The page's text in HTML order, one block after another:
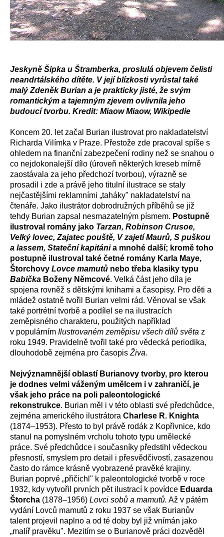
Jeskyně Šipka u Štramberka, proslulá objevem čelisti
neandrtálského dítěte. V její blízkosti vyrůstal také
malý Zdeněk Burian a je prakticky jisté, že svým
romantickým a tajemným zjevem ovlivnila jeho
budoucí tvorbu. Kredit: Miaow Miaow, Wikipedie
Koncem 20. let začal Burian ilustrovat pro nakladatelství
Richarda Vilímka v Praze. Přestože zde pracoval spíše s
ohledem na finanční zabezpečení rodiny než se snahou o
co nejdokonalejší dílo (úroveň některých kreseb mírně
zaostávala za jeho předchozí tvorbou), výrazně se
prosadil i zde a právě jeho titulní ilustrace se staly
nejčastějšími reklamními „taháky" nakladatelství na
čtenáře. Jako ilustrátor dobrodružných příběhů se již
tehdy Burian zapsal nesmazatelným písmem. Postupně
ilustroval romány jako Tarzan, Robinson Crusoe,
Velký lovec, Zajatec pouště, V zajetí Maurů, S puškou
a lassem, Stateční kapitánia mnohé další; kromě toho
postupně ilustroval také četné romány Karla Maye,
Štorchovy Lovce mamutů nebo třeba klasiky typu
Babička Boženy Němcové. Velká část jeho díla je
spojena rovněž s dětskými knihami a časopisy. Pro děti a
mládež ostatně tvořil Burian velmi rád. Věnoval se však
také portrétní tvorbě a podílel se na ilustracích
zeměpisného charakteru, použitých například
v populárním Ilustrovaném zeměpisu všech dílů světa z
roku 1949. Pravidelně tvořil také pro vědecká periodika,
dlouhodobě zejména pro časopis Živa.
Nejvýznamnější oblastí Burianovy tvorby, pro kterou
je dodnes velmi váženým umělcem i v zahraničí, je
však jeho práce na poli paleontologické
rekonstrukce. Burian měl i v této oblasti své předchůdce,
zejména amerického ilustrátora Charlese R. Knighta
(1874–1953). Přesto to byl právě rodák z Kopřivnice, kdo
stanul na pomyslném vrcholu tohoto typu umělecké
práce. Své předchůdce i současníky předstihl vědeckou
přesností, smyslem pro detail i přesvědčivostí, zasazenou
často do rámce krásně vyobrazené pravěké krajiny.
Burian poprvé „přičichl" k paleontologické tvorbě v roce
1932, kdy vytvořil prvních pět ilustrací k povídce Eduarda
Štorcha (1878–1956) Lovci sobů a mamutů. Až v pátém
vydání Lovců mamutů z roku 1937 se však Burianův
talent projevil naplno a od té doby byl již vnímán jako
„malíř pravěku". Mezitím se o Burianově práci dozvěděl